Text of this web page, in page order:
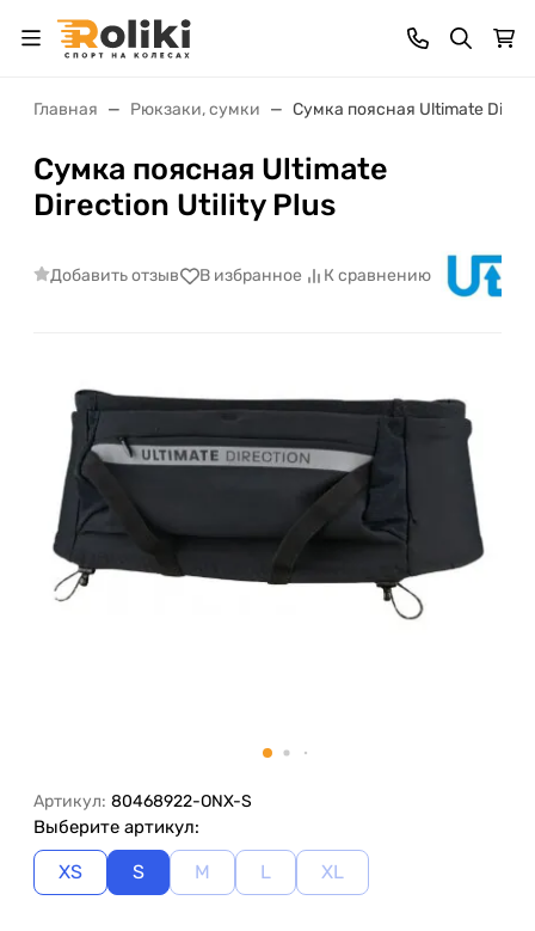
Главная Рюкзаки, сумки Сумка поясная Ultimate
Сумка поясная Ultimate
Direction Utility Plus
Добавить отзыв В избранное К сравнению
Артикул: 80468922-ONX-S
Выберите артикул:
XS S M L XL